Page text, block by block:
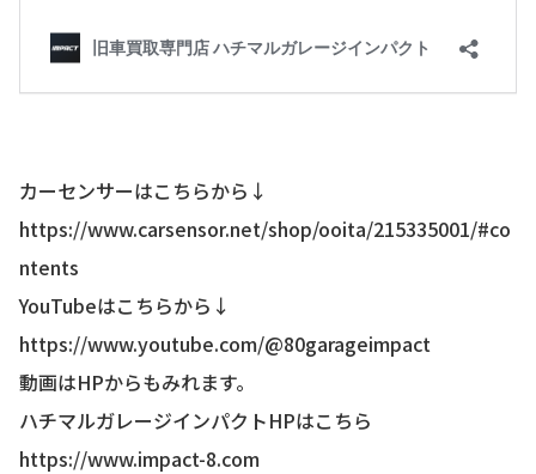
カーセンサーはこちらから↓
https://www.carsensor.net/shop/ooita/215335001/#co
ntents
YouTubeはこちらから↓
https://www.youtube.com/@80garageimpact
動画はHPからもみれます。
ハチマルガレージインパクトHPはこちら
https://www.impact-8.com